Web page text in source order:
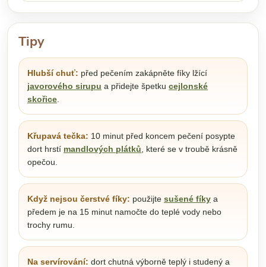
Tipy
Hlubší chuť: před pečením zakápněte fíky lžící
javorového sirupu a přidejte špetku cejlonské
skořice
Křupavá tečka: 10 minut před koncem pečení posypte
dort hrstí mandlových plátků , které se v troubě krásně
opečou.
Když nejsou čerstvé fíky: použijte sušené fíky a
předem je na 15 minut namočte do teplé vody nebo
trochy rumu.
Na servírování: dort chutná výborně teplý i studený a